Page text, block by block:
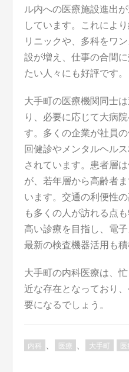
ル内への医療施設進出
しています。これによ
リニックや、多科をワ
設が増え、仕事の合間
たい人々にも好評です。
大手町の医療機関同士
り、必要に応じて大病
す。多くの企業が社員
回健診やメンタルヘル
されています。患者層
が、若年層から高齢者
います。交通の利便性
も多くの人が訪れる点
高い診療を目指し、電
最新の検査機器活用も積
大手町の内科医療は、
近な存在となっており
要になるでしょう。
内科 医療 大手町 医